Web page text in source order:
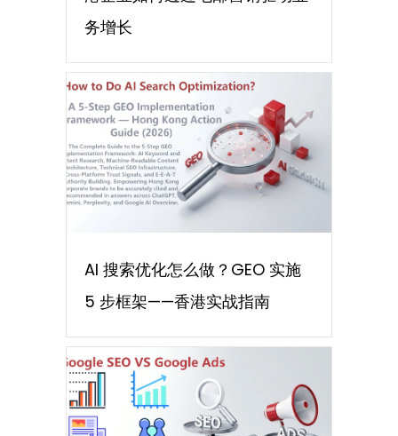
务增长
AI 搜索优化怎么做？GEO 实施
5 步框架——香港实战指南